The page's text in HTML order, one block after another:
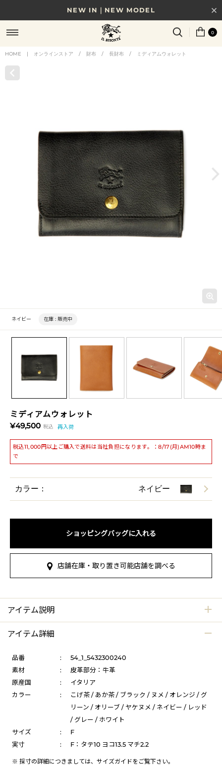
NEW IN｜NEW MODEL
8/17(月)10時まで｜税込11,000円以上で送料無料
贈る相手やシーンから選べる、新しいギフトガイド
0
HOME | オンラインストア / 財布 / 長財布 / ミディアムウォレット
ミディアムウォレット
¥49,500 税込 再入荷
税込11,000円以上ご購入で送料は当社負担になります。：8/17(月)AM10時ま
で
ネイビー 在庫 : 販売中
カラー： ネイビー
ショッピングバッグに入れる
店舗在庫・取り置き可能店舗を調べる
アイテム説明
アイテム詳細
品番 :
54_1_5432300240
素材
:
皮革部分：牛革
原産国
:
イタリア
カラー
:
こげ茶 / あか茶 / ブラック / ヌメ / オレンジ / グ
リーン / オリーブ / ヤケヌメ / ネイビー / レッド
/ グレー / ホワイト
サイズ
:
F
実寸
: F：タテ10 ヨコ13.5 マチ2.2
※ 採寸の詳細につきましては、 サイズガイドをご覧下さい。